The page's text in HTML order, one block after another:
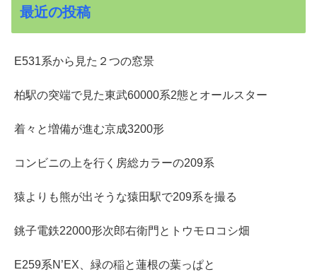
最近の投稿
E531系から見た２つの窓景
柏駅の突端で見た東武60000系2態とオールスター
着々と増備が進む京成3200形
コンビニの上を行く房総カラーの209系
猿よりも熊が出そうな猿田駅で209系を撮る
銚子電鉄22000形次郎右衛門とトウモロコシ畑
E259系N’EX、緑の稲と蓮根の葉っぱと